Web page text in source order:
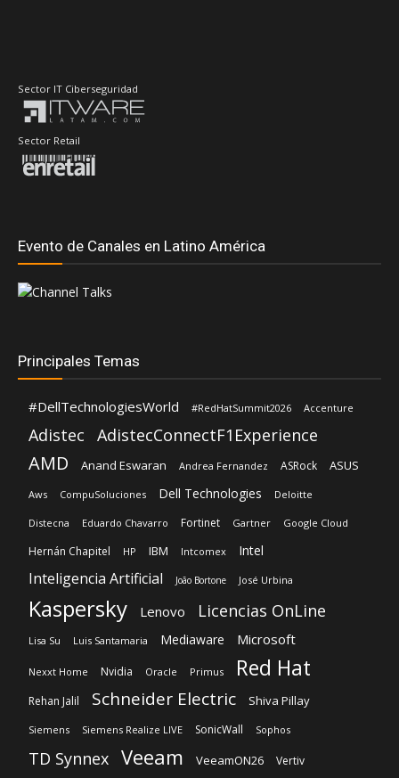
Sector IT Ciberseguridad
Sector Retail
Evento de Canales en Latino América
Principales Temas
#DellTechnologiesWorld #RedHatSummit2026 Accenture
Adistec AdistecConnectF1Experience
AMD Anand Eswaran Andrea Fernandez ASRock ASUS
Aws CompuSoluciones Dell Technologies Deloitte
Distecna Eduardo Chavarro Fortinet Gartner Google Cloud
Hernán Chapitel HP IBM Intcomex Intel
Inteligencia Artificial João Bortone José Urbina
Kaspersky Lenovo Licencias OnLine
Lisa Su Luis Santamaria Mediaware Microsoft
Nexxt Home Nvidia Oracle Primus Red Hat
Rehan Jalil Schneider Electric Shiva Pillay
Siemens Siemens Realize LIVE SonicWall Sophos
TD Synnex Veeam VeeamON26 Vertiv